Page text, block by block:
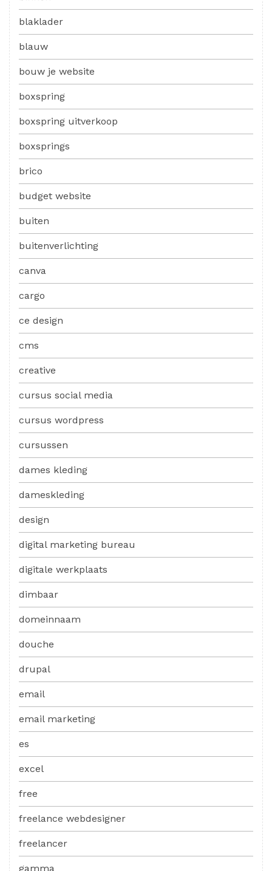
blaklader
blauw
bouw je website
boxspring
boxspring uitverkoop
boxsprings
brico
budget website
buiten
buitenverlichting
canva
cargo
ce design
cms
creative
cursus social media
cursus wordpress
cursussen
dames kleding
dameskleding
design
digital marketing bureau
digitale werkplaats
dimbaar
domeinnaam
douche
drupal
email
email marketing
es
excel
free
freelance webdesigner
freelancer
gamma